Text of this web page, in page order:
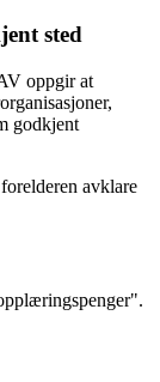
sted
oppgir at
godkjent
avklare